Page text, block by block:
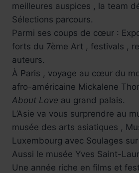
meilleures auspices , la team
Sélections parcours.
Parmi ses coups de cœur :
forts du 7ème Art , festivals ,
auteurs.
À Paris , voyage au cœur du
afro-américaine Mickalene
About Love au grand palais.
L’Asie va vous surprendre au
musée des arts asiatiques ,
Luxembourg avec Soulages
Aussi le musée Yves Saint-
Une année riche en films et